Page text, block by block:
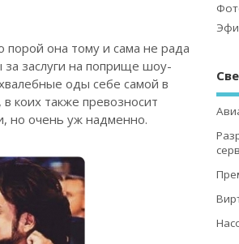
порой она тому и сама не рада
заслуги на поприще шоу-
оды себе самой в
коих также превозносит
но очень уж надменно.